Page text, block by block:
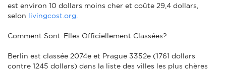
est environ 10 dollars moins cher et coûte 29,4 dollars,
selon livingcost.org
Comment Sont-Elles Officiellement Classées?
Berlin est classée 2074e et Prague 3352e (1761 dollars
contre 1245 dollars) dans la liste des villes les plus chères